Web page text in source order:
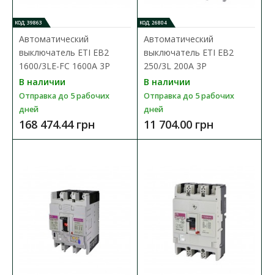
В сравнения
В закладки
КОД: 39863
Автоматический
выключатель ETI EB2
1600/3LE-FC 1600A 3P
В наличии
Отправка до 5 рабочих
дней
168 474.44 грн
КОД: 26804
Автоматический
выключатель ETI EB2
250/3L 200A 3P
В наличии
Отправка до 5 рабочих
дней
11 704.00 грн